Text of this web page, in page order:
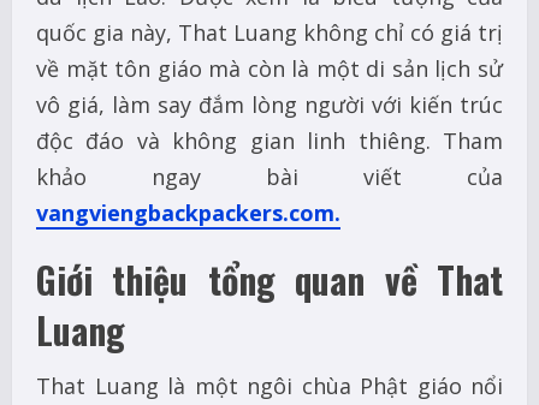
quốc gia này, That Luang không chỉ có giá trị
về mặt tôn giáo mà còn là một di sản lịch sử
vô giá, làm say đắm lòng người với kiến trúc
độc đáo và không gian linh thiêng. Tham
khảo ngay bài viết của
vangviengbackpackers.com.
Giới thiệu tổng quan về That
Luang
That Luang là một ngôi chùa Phật giáo nổi